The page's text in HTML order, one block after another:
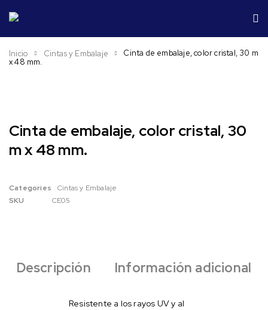
Inicio Cintas y Embalaje
Cinta de embalaje, color cristal, 30 m
x 48 mm.
Cinta de embalaje, color cristal, 30
m x 48 mm.
Categories
Cintas y Embalaje
SKU
CE05
Descripción Información adicional
Resistente a los rayos UV y al